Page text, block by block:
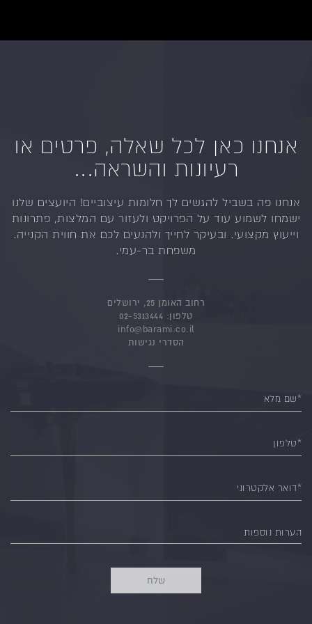
אנחנו כאן לכל שאלה, פרטים או
רעיונות והשראה...
אנחנו פה בשביל להגשים לך חלומות עיצוביים! היועצים שלנו
ישמחו לשמוע עוד על הפרויקט ולעזור עם המלצות, פתרונות
וייעוץ מקצועי. ובעיקר לחייך ולהנעים לכם את חווית הקנייה.
משפחת בר-עמי.
רחוב האומן 25, ירושלים
טלפון: 02-5313444
info@barami.co.il
הסדרי נגישות
*שם מלא
*טלפון
*דואר אלקטרוני
הערות נוספות
שלח